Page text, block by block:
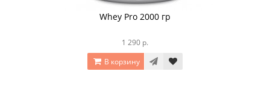
Whey Pro 2000 гр
1 290 р.
В корзину